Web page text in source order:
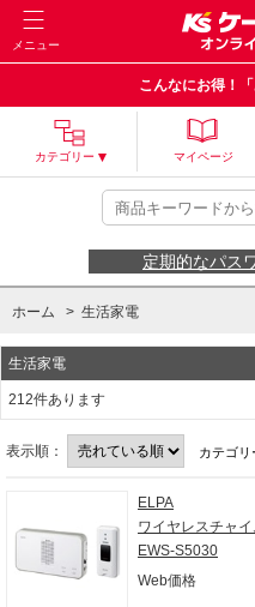
メニュー
こんなにお得！
カテゴリー マイページ
定期的なパス
ホーム > 生活家電
生活家電
212件あります
表示順： カテゴリ
ELPA
ワイヤレスチャ
EWS-S5030
Web価格